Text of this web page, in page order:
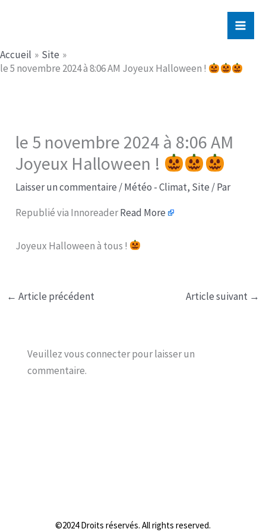
Accueil
Site
le 5 novembre 2024 à 8:06 AM Joyeux Halloween !
le 5 novembre 2024 à 8:06 AM
Joyeux Halloween !
Laisser un commentaire /Météo - Climat, Site / Par
Republié via InnoreaderRead More
Joyeux Halloween à tous !
← Article précédent Article suivant →
Veuillez vous connecter pour laisser un
commentaire.
©2024 Droits réservés. All rights reserved.